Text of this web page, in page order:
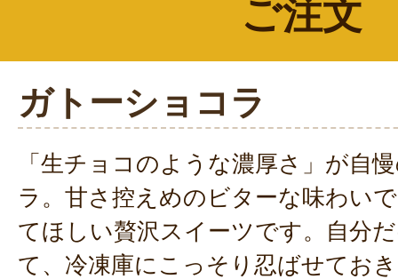
ご注文
ガトーショコラ
「生チョコのような濃厚さ」が自
ラ。甘さ控えめのビターな味わい
てほしい贅沢スイーツです。自分
て、冷凍庫にこっそり忍ばせてお